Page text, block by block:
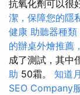
抗氧化劑可以很
潔，保障您的隱
健康 助聽器種
的辦桌外燴推薦
成了測試，其中
助 50霜。 知道
SEO Company